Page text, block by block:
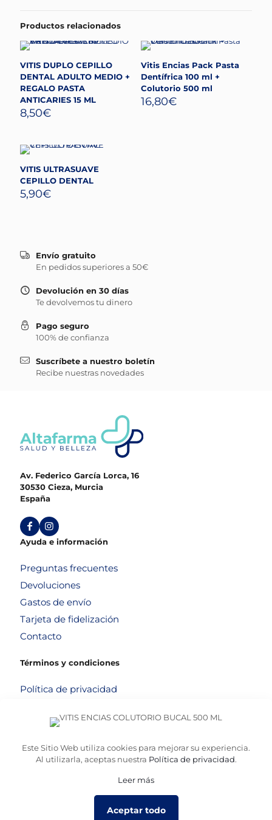
Productos relacionados
VITIS DUPLO CEPILLO
DENTAL ADULTO MEDIO +
REGALO PASTA
ANTICARIES 15 ML
8,50€
Vitis Encias Pack Pasta
Dentífrica 100 ml +
Colutorio 500 ml
16,80€
VITIS ULTRASUAVE
CEPILLO DENTAL
5,90€
Envío gratuito
En pedidos superiores a 50€
Devolución en 30 días
Te devolvemos tu dinero
Pago seguro
100% de confianza
Suscríbete a nuestro boletín
Recibe nuestras novedades
Av. Federico García Lorca, 16
30530 Cieza, Murcia
España
Ayuda e información
Preguntas frecuentes
Devoluciones
Gastos de envío
Tarjeta de fidelización
Contacto
Términos y condiciones
Política de privacidad
Aviso legal
Este Sitio Web utiliza cookies para mejorar su experiencia.
Al utilizarla, aceptas nuestra Política de privacidad.
Leer más
Aceptar todo